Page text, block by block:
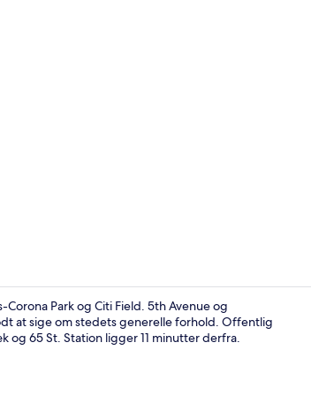
Park og Citi Field. 5th Avenue og
at sige om stedets generelle forhold. Offentlig
65 St. Station ligger 11 minutter derfra.